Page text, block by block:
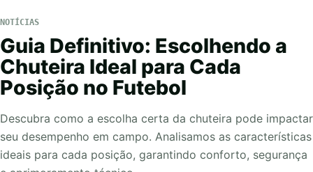
NOTÍCIAS
Guia Definitivo: Escolhendo a
Chuteira Ideal para Cada
Posição no Futebol
Descubra como a escolha certa da chuteira pode impactar
seu desempenho em campo. Analisamos as características
ideais para cada posição, garantindo conforto, segurança